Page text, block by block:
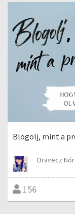
Blogolj, mint a
Oravecz
156